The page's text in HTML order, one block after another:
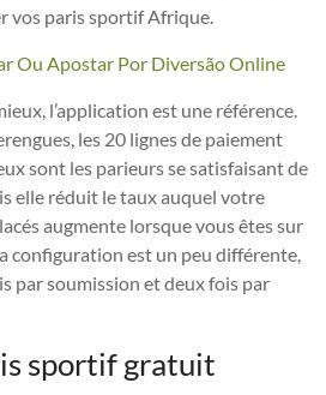
vos paris sportif Afrique.
Ou Apostar Por Diversão Online
l’application est une référence.
les 20 lignes de paiement
sont les parieurs se satisfaisant de
elle réduit le taux auquel votre
augmente lorsque vous êtes sur
configuration est un peu différente,
par soumission et deux fois par
sportif gratuit